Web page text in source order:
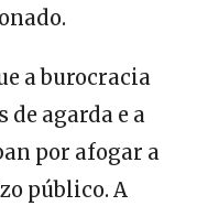
a burocracia
de agarda e a
por afogar a
público. A